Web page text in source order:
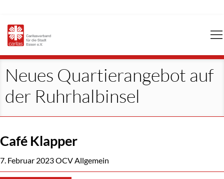
Neues Quartierangebot auf
der Ruhrhalbinsel
Café Klapper
7. Februar 2023OCV Allgemein